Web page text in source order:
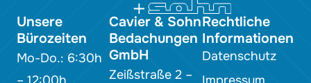
Unsere
Bürozeiten
Mo-Do.: 6:30h
Cavier & Sohn
Bedachungen
GmbH
Zeißstraße 2 –
Rechtliche
Informationen
Datenschutz